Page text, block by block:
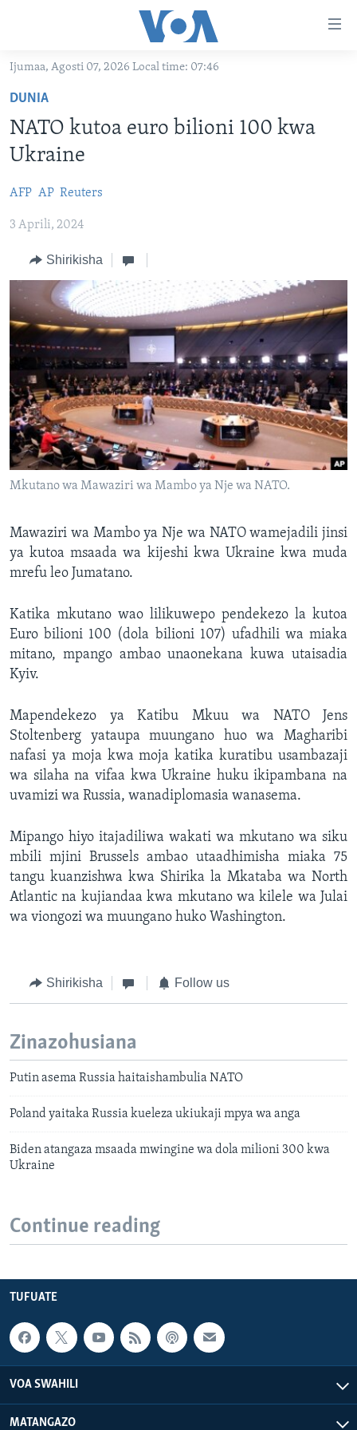
Nenda
kuu
Nenda
katika
urambazaji
tafuta
RWANDA
UGANDA
BURUNDI
AFRIKA
MAREKANI
DUNIA
ZULIA JEKUNDU
MATANGAZO YETU
VOA EXPRESS 1330 UTC
JIONI 1630 UTC
KWA UNDANI 1800 UTC
MAHOJIANO MAALUM: HABARI POTOFU
Lugha
Ijumaa, Agosti 07, 2026 Local time: 07:46
DUNIA
NATO kutoa euro bilioni 100 kwa
Ukraine
AFP AP Reuters
3 Aprili, 2024
Shirikisha
Mkutano wa Mawaziri wa Mambo ya Nje wa NATO.
Mawaziri wa Mambo ya Nje wa NATO wamejadili jinsi
ya kutoa msaada wa kijeshi kwa Ukraine kwa muda
mrefu leo Jumatano.
Katika mkutano wao lilikuwepo pendekezo la kutoa
Euro bilioni 100 (dola bilioni 107) ufadhili wa miaka
mitano, mpango ambao unaonekana kuwa utaisadia
Kyiv.
Mapendekezo ya Katibu Mkuu wa NATO Jens
Stoltenberg yataupa muungano huo wa Magharibi
nafasi ya moja kwa moja katika kuratibu usambazaji
wa silaha na vifaa kwa Ukraine huku ikipambana na
uvamizi wa Russia, wanadiplomasia wanasema.
Mipango hiyo itajadiliwa wakati wa mkutano wa siku
mbili mjini Brussels ambao utaadhimisha miaka 75
tangu kuanzishwa kwa Shirika la Mkataba wa North
Atlantic na kujiandaa kwa mkutano wa kilele wa Julai
wa viongozi wa muungano huko Washington.
Shirikisha Follow us
Zinazohusiana
Putin asema Russia haitaishambulia NATO
Poland yaitaka Russia kueleza ukiukaji mpya wa anga
Biden atangaza msaada mwingine wa dola milioni 300 kwa
Ukraine
Continue reading
TUFUATE
VOA SWAHILI
MATANGAZO